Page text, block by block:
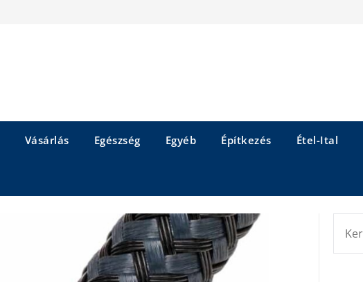
Vásárlás Egészség Egyéb Építkezés Étel-Ital